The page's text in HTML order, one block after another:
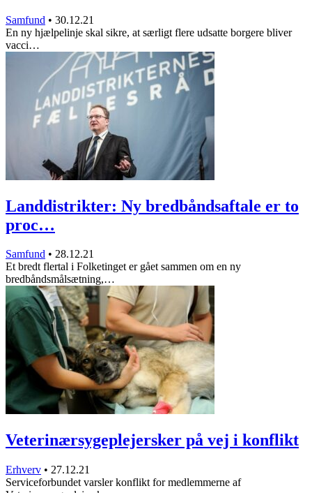
Samfund • 30.12.21
En ny hjælpelinje skal sikre, at særligt flere udsatte borgere bliver
vacci…
Landdistrikter: Ny bredbåndsaftale er to
proc…
Samfund • 28.12.21
Et bredt flertal i Folketinget er gået sammen om en ny
bredbåndsmålsætning,…
Veterinærsygeplejersker på vej i konflikt
Erhverv • 27.12.21
Serviceforbundet varsler konflikt for medlemmerne af